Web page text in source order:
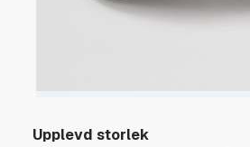
Upplevd storlek